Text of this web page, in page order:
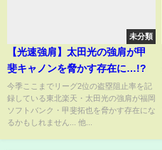
未分類
【光速強肩】太田光の強肩が甲
斐キャノンを脅かす存在に…!?
今季ここまでリーグ2位の盗塁阻止率を記
録している東北楽天・太田光の強肩が福岡
ソフトバンク・甲斐拓也を脅かす存在にな
るかもしれません... 他...